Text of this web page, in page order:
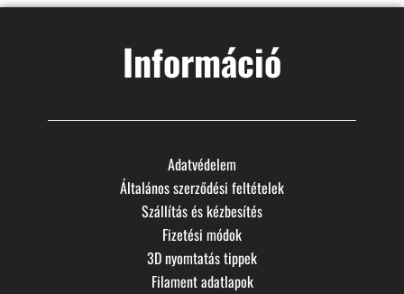
Információ
Adatvédelem
Általános szerződési feltételek
Szállítás és kézbesítés
Fizetési módok
3D nyomtatás tippek
Filament adatlapok